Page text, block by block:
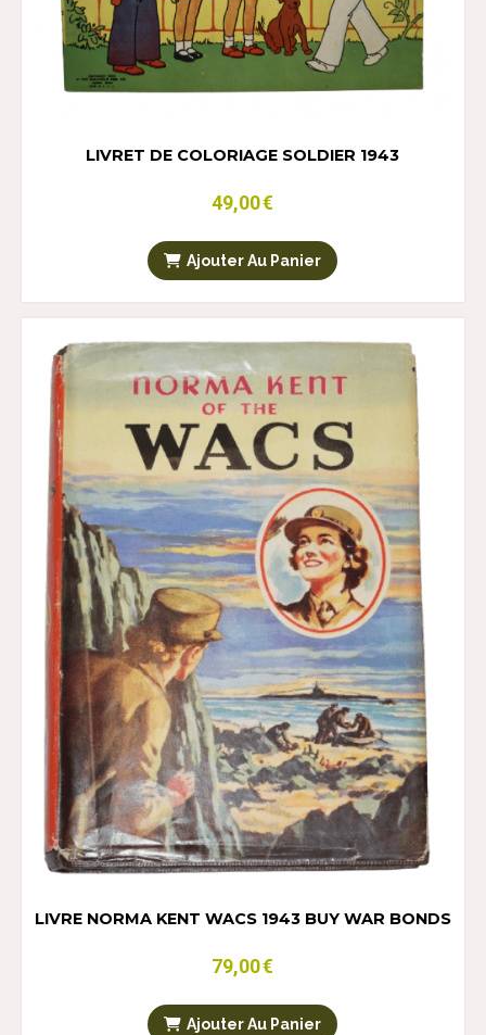
LIVRET DE COLORIAGE SOLDIER 1943
49,00€
Ajouter Au Panier
LIVRE NORMA KENT WACS 1943 BUY WAR BONDS
79,00€
Ajouter Au Panier